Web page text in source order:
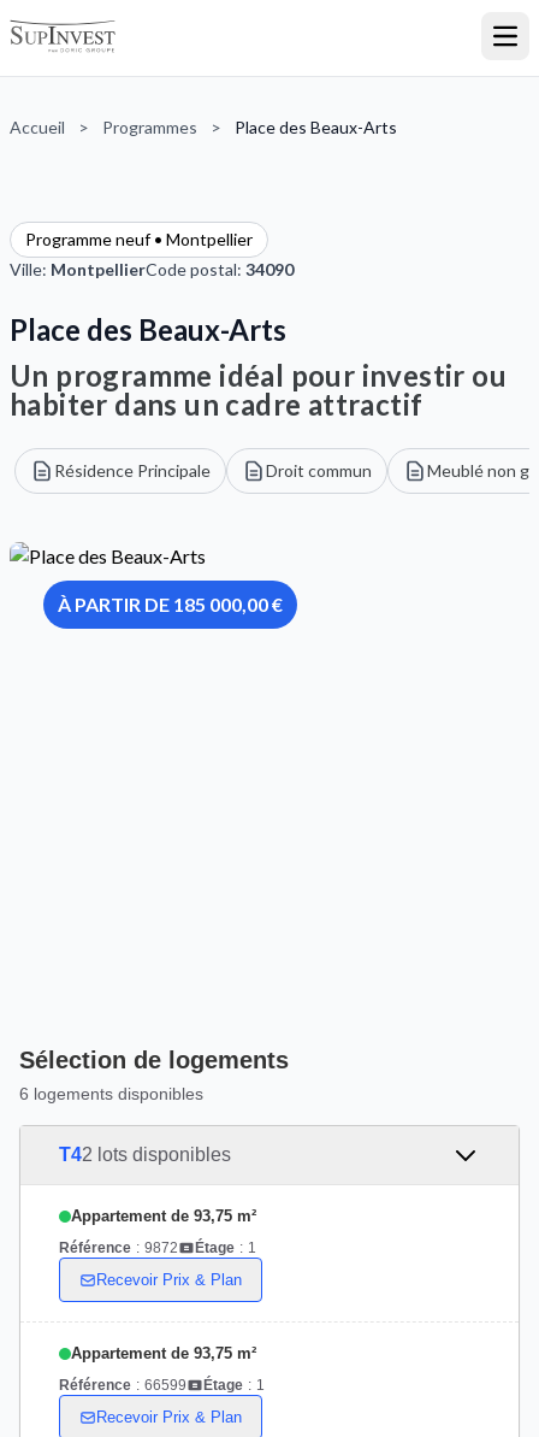
Accueil > Programmes > Place des Beaux-Arts
Programme neuf • Montpellier
Ville: MontpellierCode postal: 34090
Place des Beaux-Arts
Un programme idéal pour investir ou
habiter dans un cadre attractif
Résidence Principale Droit commun Meublé non
À PARTIR DE 185 000,00 €
Sélection de logements
6 logements disponibles
T42 lots disponibles
Appartement de 93,75 m²
Référence : 9872 Étage : 1
Recevoir Prix & Plan
Appartement de 93,75 m²
Référence : 66599 Étage : 1
Recevoir Prix & Plan